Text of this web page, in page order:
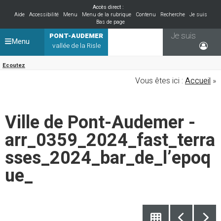
Accès direct :
Aide
Accessibilité Menu Menu de la rubrique Contenu Recherche
Je suis
Bas de page
PONT-AUDEMER
vallée de la Risle
Ecoutez
Je suis
Menu
Vous êtes ici : Accueil »
Ville de Pont-Audemer -
arr_0359_2024_fast_terra
sses_2024_bar_de_l’epoq
ue_